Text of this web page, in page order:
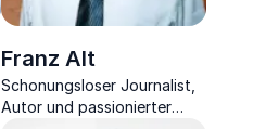
Franz Alt
Schonungsloser Journalist,
Autor und passionierter